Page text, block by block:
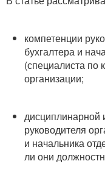
компетенции
бухгалтера и
(специалиста по
организации;
дисциплинарной
руководителя
и начальника
ли они